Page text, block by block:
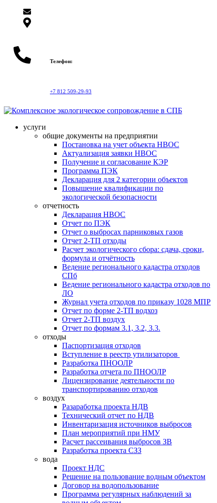
Телефон:
+7 812 509-29-93
услуги
общие документы на предприятии
Постановка на учет объекта НВОС
Актуализация заявки НВОС
Получение и согласование КЭР
Программа ПЭК
Декларация для 2 категории объектов
Повышение квалификации по
экологической безопасности
отчетность
Декларация НВОС
Отчет по ПЭК
Отчет о выбросах парниковых газов
Отчет 2-ТП отходы
Расчет экологического сбора: сдача, сроки,
формула и отчётность
Ведение регионального кадастра отходов
СПб
Ведение регионального кадастра отходов по
ЛО
Журнал учета отходов по приказу 1028 МПР
Отчет по форме 2-ТП водхоз
Отчет 2-ТП воздух
Отчет по формам 3.1, 3.2, 3.3.
отходы
Паспортизация отходов
Вступление в реестр утилизаторов
Разработка ПНООЛР
Разработка отчета по ПНООЛР
Лицензирование деятельности по
транспортированию отходов
воздух
Разаработка проекта НДВ
Технический отчет по НДВ
Инвентаризация источников выбросов
План мероприятий при НМУ
Расчет рассеивания выбросов ЗВ
Разработка проекта СЗЗ
вода
Проект НДС
Решение на пользование водным объектом
Договор на водопользование
Программа регулярных наблюдений за